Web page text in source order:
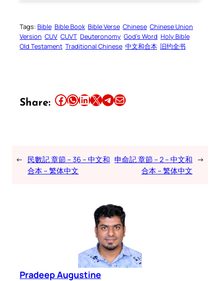
Tags: Bible Bible Book Bible Verse Chinese Chinese Union
Version CUV CUVT Deuteronomy God’s Word Holy Bible
Old Testament Traditional Chinese 中文和合本 旧约全书
Share: Share this article on Facebook Share this article on WhatsApp Share this article on LinkedIn Share this article on X Share this article on TelegramEmail this Article
← 民數記 章節 – 36 – 中文和
合本 – 繁体中文
申命記 章節 – 2 – 中文和
合本 – 繁体中文
→
Pradeep Augustine